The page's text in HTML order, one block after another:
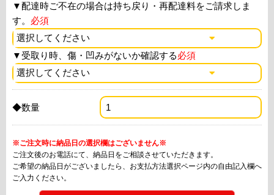
▼配達時ご不在の場合は持ち戻り・再配達料をご請求しま
す。 必須
▼ 受取り時、傷・凹みがないか確認する必須
◆数量
※ご注文時に納品日の選択欄はございません※
ご注文後のお電話にて、納品日をご相談させていただきます。
ご希望の納品日がございましたら、お支払方法選択ページ内の自由記入欄へ
ご入力ください。